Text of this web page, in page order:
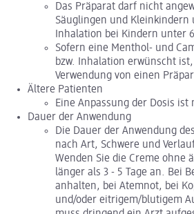
Das Präparat darf nicht
Säuglingen und Kleinkindern
Inhalation bei Kindern unter
Sofern eine Menthol- und
bzw. Inhalation erwünscht
Verwendung von einen
Ältere Patienten
Eine Anpassung der Dosis ist
Dauer der Anwendung
Die Dauer der Anwendung
nach Art, Schwere und
Wenden Sie die Creme ohne
länger als 3 - 5 Tage an. Bei
anhalten, bei Atemnot, bei
und/oder eitrigem/blutigem